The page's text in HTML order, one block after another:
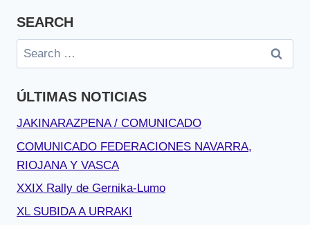
SEARCH
Search
for:
ÚLTIMAS NOTICIAS
JAKINARAZPENA / COMUNICADO
COMUNICADO FEDERACIONES NAVARRA,
RIOJANA Y VASCA
XXIX Rally de Gernika-Lumo
XL SUBIDA A URRAKI